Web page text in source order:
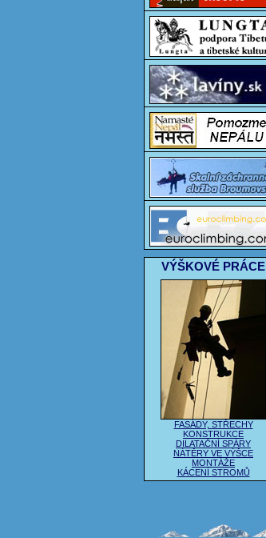
VÝŠKOVÉ PRÁCE
FASÁDY, STŘECHY
KONSTRUKCE
DILATAČNÍ SPÁRY
NÁTĚRY VE VÝŠCE
MONTÁŽE
KÁCENÍ STROMŮ